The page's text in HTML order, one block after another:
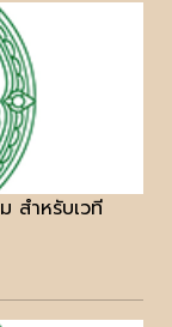
สำหรับเวที